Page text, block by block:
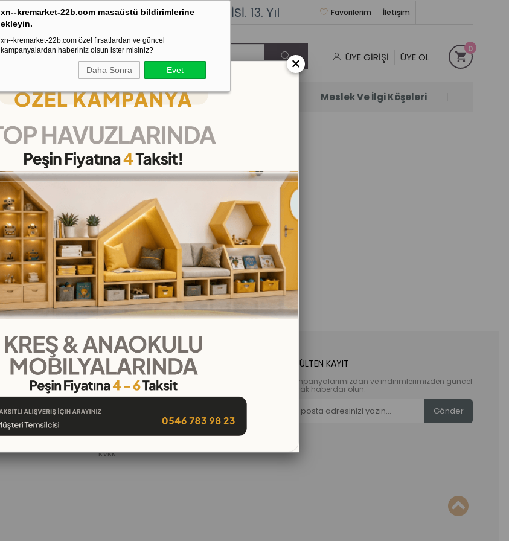
xn--kremarket-22b.com masaüstü bildirimlerine
ekleyin.
xn--kremarket-22b.com özel fırsatlardan ve güncel
kampanyalardan haberiniz olsun ister misiniz?
Daha Sonra Evet
Stoktan Gönderim.% 100İADEGARANTİSİ. 13. Yıl İletişim
Favorilerim
ÜYE GIRIŞI ÜYE OL
0
Kaydırak Salıncak Tahterevalli Çok Satanlar Meslek Ve İlgi Köşeleri
KURUMSAL
Hakkımızda
İletişim
Banka Hesap Numaraları
Gizlilik ve Güvenlik
Garanti ve İade
KVKK
E-BÜLTEN KAYIT
Kampanyalarımızdan ve indirimlerimizden güncel
olarak haberdar olun.
Gönder
×